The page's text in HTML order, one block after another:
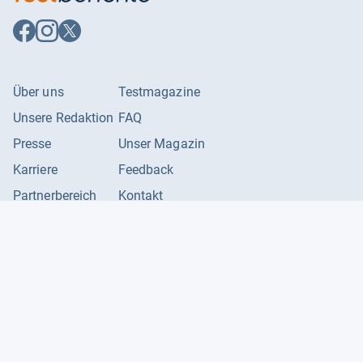
Auf
Facebook
Auf
Instagram
Auf
X
Über uns
Unsere Redaktion
Presse
Karriere
Partnerbereich
Testmagazine
FAQ
Unser Magazin
Feedback
Kontakt